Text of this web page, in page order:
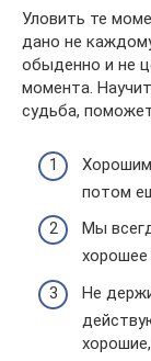
Уловить те
дано не
обыденно и не
момента.
судьба,
потом
Мы
хорошее
Не